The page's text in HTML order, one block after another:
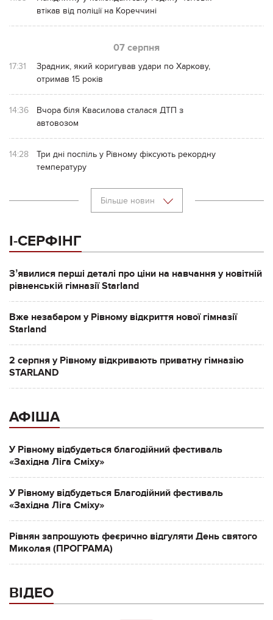
втікав від поліції на Кореччині
07 серпня
17:31
Зрадник, який коригував удари по Харкову,
отримав 15 років
14:36
Вчора біля Квасилова сталася ДТП з
автовозом
14:28
Три дні поспіль у Рівному фіксують рекордну
температуру
Більше новин
І-СЕРФІНГ
Зʼявилися перші деталі про ціни на навчання у новітній
рівненській гімназії Starland
Вже незабаром у Рівному відкриття нової гімназії
Starland
2 серпня у Рівному відкривають приватну гімназію
STARLAND
АФІША
У Рівному відбудеться благодійний фестиваль
«Західна Ліга Сміху»
У Рівному відбудеться Благодійний фестиваль
«Західна Ліга Сміху»
Рівнян запрошують феєрично відгуляти День святого
Миколая (ПРОГРАМА)
ВІДЕО